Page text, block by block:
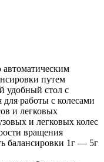
путем
удобный стол с
для работы с колесами
и легковых
и легковых колес
вращения
балансировки 1г — 5г